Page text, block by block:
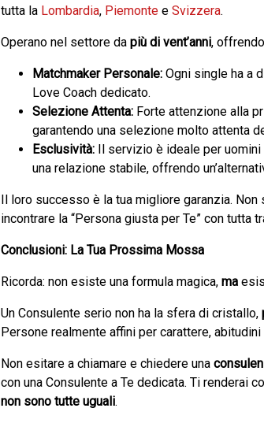
tutta la Lombardia, Piemonte e Svizzera.
Operano nel settore da più di vent’anni,
Matchmaker Personale: Ogni single ha a
Love Coach dedicato.
Selezione Attenta: Forte attenzione alla
garantendo una selezione molto attenta
Esclusività: Il servizio è ideale per
una relazione stabile, offrendo
Il loro successo è la tua migliore garanzia.
incontrare la “Persona giusta per Te” con tutta
Conclusioni: La Tua Prossima Mossa
Ricorda: non esiste una formula magica, ma
Un Consulente serio non ha la sfera di cristallo,
Persone realmente affini per carattere,
Non esitare a chiamare e chiedere una
con una Consulente a Te dedicata. Ti renderai
non sono tutte uguali.